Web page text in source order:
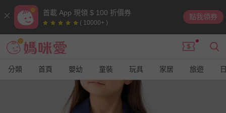
首載 App 現領 $ 100 折價券
( 10000+ )
點我領券
分類 首頁 嬰幼 童裝 玩具 家居 旅遊